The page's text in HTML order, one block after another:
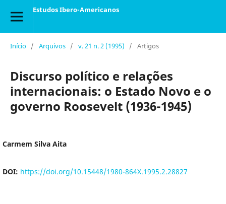
Estudos Ibero-Americanos
Início / Arquivos / v. 21 n. 2 (1995) / Artigos
Discurso político e relações
internacionais: o Estado Novo e o
governo Roosevelt (1936-1945)
Carmem Silva Aita
DOI: https://doi.org/10.15448/1980-864X.1995.2.28827